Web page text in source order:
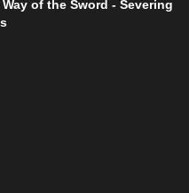
of the Sword - Severing